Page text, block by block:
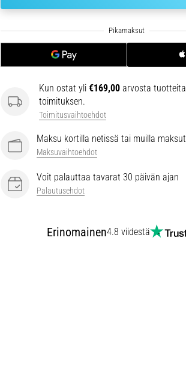
Kun ostat yli €169,00 arvosta
toimituksen.
Toimitusvaihtoehdot
Maksu kortilla netissä tai muilla
Maksuvaihtoehdot
Voit palauttaa tavarat 30 päivän ajan
Palautusehdot
Erinomainen4.8 viidestä